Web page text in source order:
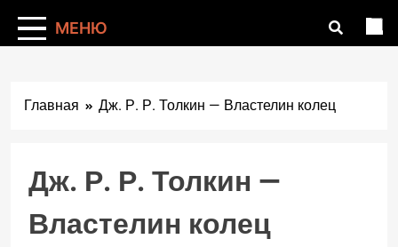
МЕНЮ
Главная Дж. Р. Р. Толкин — Властелин колец
Дж. Р. Р. Толкин —
Властелин колец